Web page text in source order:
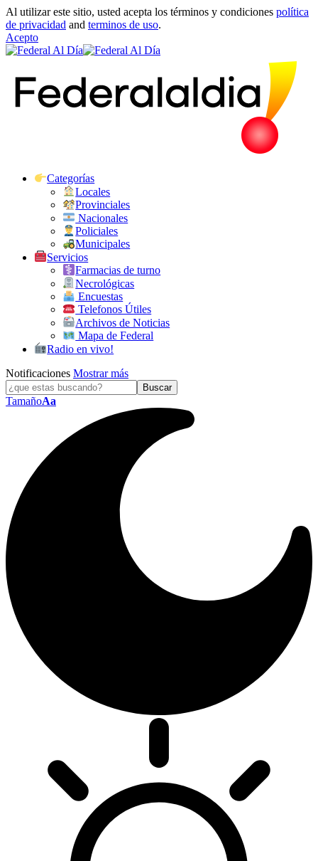
Al utilizar este sitio, usted acepta los términos y condiciones política
de privacidad and terminos de uso.
Acepto
Categorías
Locales
Provinciales
Nacionales
Policiales
Municipales
Servicios
Farmacias de turno
Necrológicas
Encuestas
Telefonos Útiles
Archivos de Noticias
Mapa de Federal
Radio en vivo!
Notificaciones Mostrar más
TamañoAa